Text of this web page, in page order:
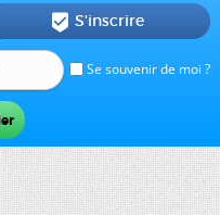
Se souvenir de moi ?
 S'inscrire